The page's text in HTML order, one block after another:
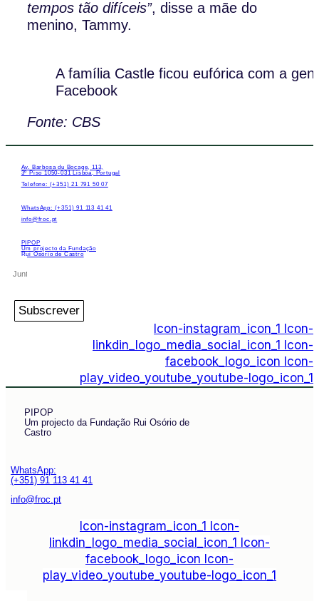
tempos tão difíceis”, disse a mãe do
menino, Tammy.
A família Castle ficou eufórica com a
Facebook
Fonte: CBS
Av. Barbosa du Bocage, 113,
3º Piso 1050-031 Lisboa, Portugal
Telefone: (+351) 21 791 50 07
WhatsApp: (+351) 91 113 41 41
info@froc.pt
PIPOP
Um projecto da Fundação
Rui Osório de Castro
Subscrever
Icon-instagram_icon_1 Icon-
linkdin_logo_media_social_icon_1 Icon-
facebook_logo_icon Icon-
play_video_youtube_youtube-logo_icon_1
PIPOP
Um projecto da Fundação Rui Osório de
Castro
WhatsApp:
(+351) 91 113 41 41
info@froc.pt
Icon-instagram_icon_1 Icon-
linkdin_logo_media_social_icon_1 Icon-
facebook_logo_icon Icon-
play_video_youtube_youtube-logo_icon_1